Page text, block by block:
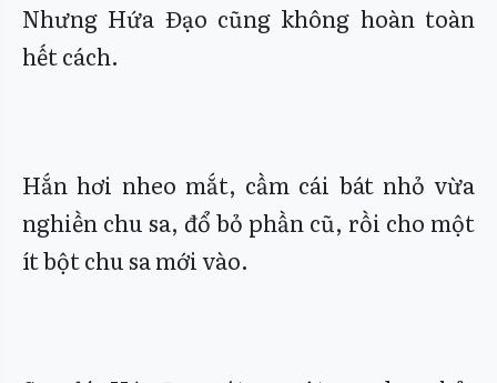
Nhưng Hứa Đạo cũng không hoàn toàn
hết cách.
Hắn hơi nheo mắt, cầm cái bát nhỏ vừa
nghiền chu sa, đổ bỏ phần cũ, rồi cho một
ít bột chu sa mới vào.